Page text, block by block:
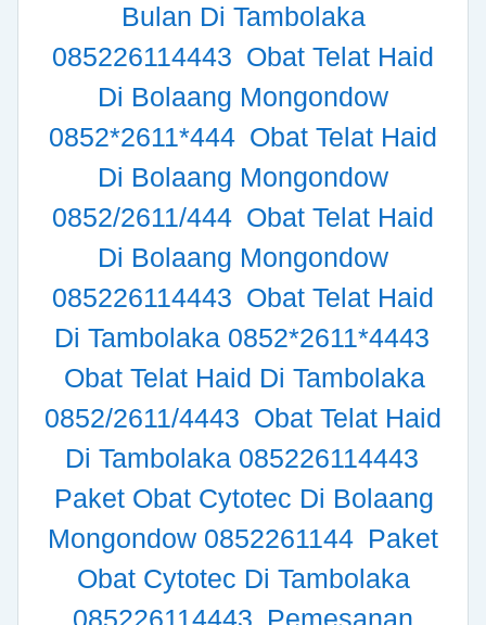
Bulan Di Tambolaka
085226114443 Obat Telat Haid
Di Bolaang Mongondow
0852*2611*444 Obat Telat Haid
Di Bolaang Mongondow
0852/2611/444 Obat Telat Haid
Di Bolaang Mongondow
085226114443 Obat Telat Haid
Di Tambolaka 0852*2611*4443
Obat Telat Haid Di Tambolaka
0852/2611/4443 Obat Telat Haid
Di Tambolaka 085226114443
Paket Obat Cytotec Di Bolaang
Mongondow 0852261144 Paket
Obat Cytotec Di Tambolaka